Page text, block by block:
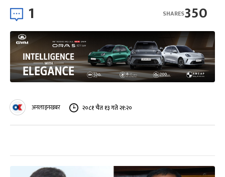
1 350
SHARES
अनलाइनखबर २०८१ चैत १३ गते २१:२०